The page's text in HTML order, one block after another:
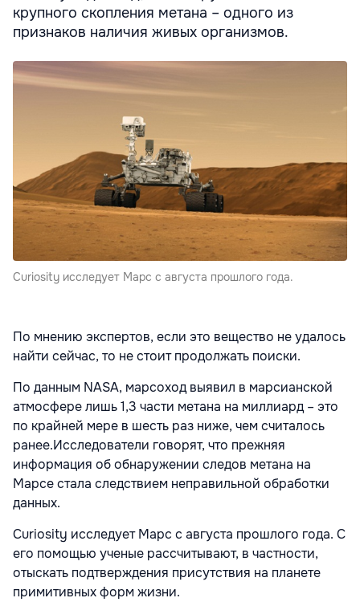
крупного скопления метана – одного из
признаков наличия живых организмов.
Curiosity исследует Марс с августа прошлого года.
По мнению экспертов, если это вещество не удалось
найти сейчас, то не стоит продолжать поиски.
По данным NASA, марсоход выявил в марсианской
атмосфере лишь 1,3 части метана на миллиард – это
по крайней мере в шесть раз ниже, чем считалось
ранее.Исследователи говорят, что прежняя
информация об обнаружении следов метана на
Марсе стала следствием неправильной обработки
данных.
Curiosity исследует Марс с августа прошлого года. С
его помощью ученые рассчитывают, в частности,
отыскать подтверждения присутствия на планете
примитивных форм жизни.